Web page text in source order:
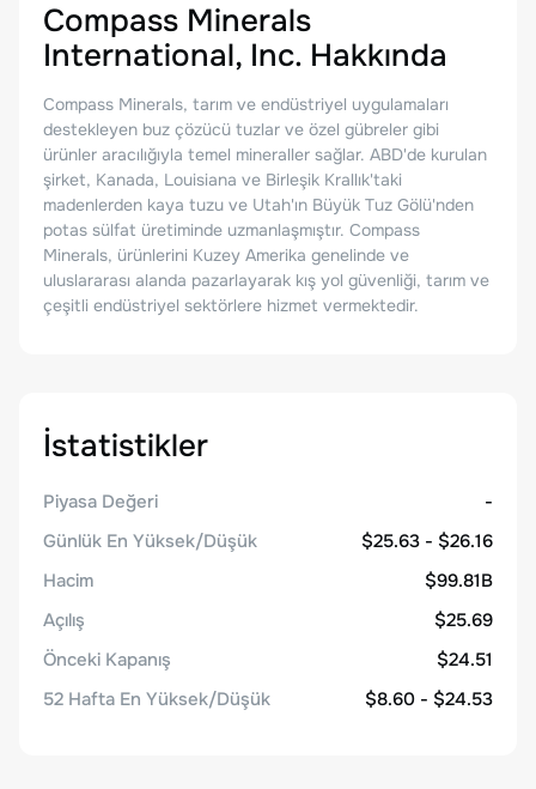
Compass Minerals
International, Inc. Hakkında
Compass Minerals, tarım ve endüstriyel uygulamaları
destekleyen buz çözücü tuzlar ve özel gübreler gibi
ürünler aracılığıyla temel mineraller sağlar. ABD'de kurulan
şirket, Kanada, Louisiana ve Birleşik Krallık'taki
madenlerden kaya tuzu ve Utah'ın Büyük Tuz Gölü'nden
potas sülfat üretiminde uzmanlaşmıştır. Compass
Minerals, ürünlerini Kuzey Amerika genelinde ve
uluslararası alanda pazarlayarak kış yol güvenliği, tarım ve
çeşitli endüstriyel sektörlere hizmet vermektedir.
İstatistikler
Piyasa Değeri
-
Günlük En Yüksek/Düşük
$25.63 - $26.16
Hacim
$99.81B
Açılış
$25.69
Önceki Kapanış
$24.51
52 Hafta En Yüksek/Düşük
$8.60 - $24.53